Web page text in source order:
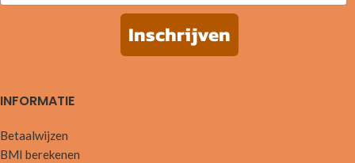
Inschrijven
INFORMATIE
Betaalwijzen
BMI berekenen